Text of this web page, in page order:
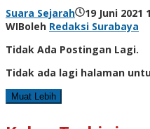
Suara Sejarah 19 Juni 2021
WIBoleh Redaksi Surabaya
Tidak Ada Postingan Lagi.
Tidak ada lagi halaman
Muat Lebih